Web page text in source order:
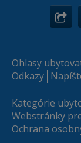
Ohlasy
Odkazy
Kategórie
Webstránky
Ochrana